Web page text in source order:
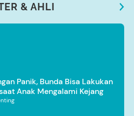
& AHLI
Panik, Bunda Bisa Lakukan
Anak Mengalami Kejang